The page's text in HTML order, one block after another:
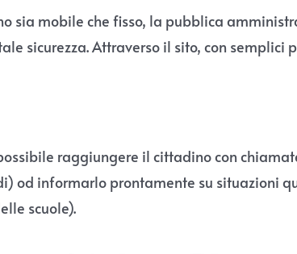
sia mobile che fisso, la pubblica
sicurezza. Attraverso il sito, con
raggiungere il cittadino con
od informarlo prontamente su situazioni
scuole).